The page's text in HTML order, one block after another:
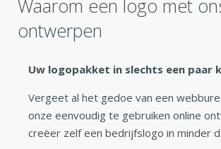
Waarom een logo met
ontwerpen
Uw logopakket in slechts een paar
Vergeet al het gedoe van een
onze eenvoudig te gebruiken online
creëer zelf een bedrijfslogo in minder